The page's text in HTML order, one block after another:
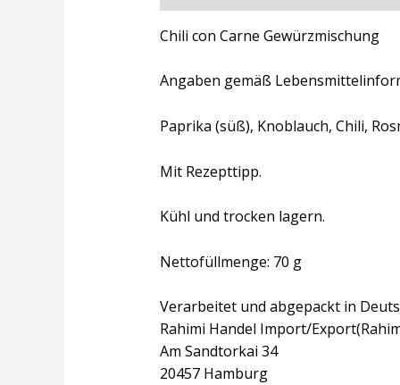
Chili con Carne Gewürzmischung
Angaben gemäß
Paprika (süß), Knoblauch, Chili,
Mit Rezepttipp.
Kühl und trocken lagern.
Nettofüllmenge: 70 g
Verarbeitet und abgepackt in
Rahimi Handel Import/
Am Sandtorkai 34
20457 Hamburg